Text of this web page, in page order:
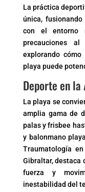
La práctica
única,
con el entorno
precauciones
explorando
playa puede
Deporte en la
La playa se
amplia gama de
palas y frisbee
y balonmano
Traumatología
Gibraltar, destaca
fuerza y
inestabilidad del